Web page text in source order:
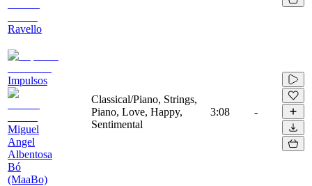
Ravello
Impulsos
Miguel
Angel
Albentosa
Bó
(MaaBo)
Classical/Piano, Strings,
Piano, Love, Happy,
Sentimental
3:08 -